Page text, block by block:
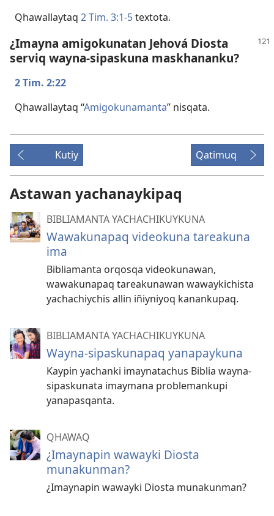
Qhawallaytaq 2 Tim. 3:​1-5textota.
¿Imayna amigokunatan Jehová Diosta
serviq wayna-sipaskuna maskhananku?
2 Tim. 2:22
Qhawallaytaq “Amigokunamanta” nisqata.
Kutiy Qatimuq
Astawan yachanaykipaq
BIBLIAMANTA YACHACHIKUYKUNA
Wawakunapaq videokuna tareakuna
ima
Bibliamanta orqosqa videokunawan,
wawakunapaq tareakunawan wawaykichista
yachachiychis allin iñiyniyoq kanankupaq.
BIBLIAMANTA YACHACHIKUYKUNA
Wayna-sipaskunapaq yanapaykuna
Kaypin yachanki imaynatachus Biblia wayna-
sipaskunata imaymana problemankupi
yanapasqanta.
QHAWAQ
¿Imaynapin wawayki Diosta
munakunman?
¿Imaynapin wawayki Diosta munakunman?